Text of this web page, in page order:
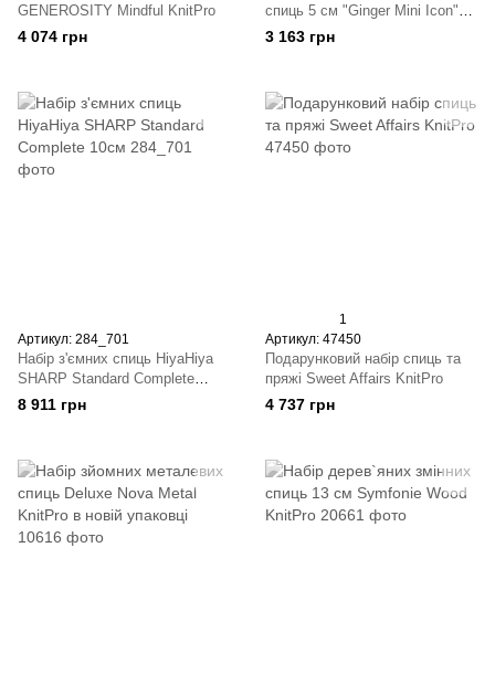
GENEROSITY Mindful KnitPro
4 074 грн
спиць 5 см "Ginger Mini Icon"
KnitPro
3 163 грн
Артикул: 284_701
Набір з'ємних спиць HiyaHiya
SHARP Standard Complete
10см
8 911 грн
1
Артикул: 47450
Подарунковий набір спиць та
пряжі Sweet Affairs KnitPro
4 737 грн